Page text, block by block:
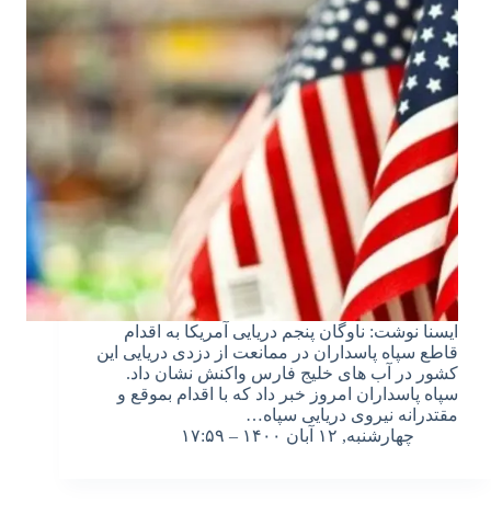
ایسنا نوشت: ناوگان پنجم دریایی آمریکا به اقدام
قاطع سپاه پاسداران در ممانعت از دزدی دریایی این
کشور در آب های خلیج فارس واکنش نشان داد.
سپاه پاسداران امروز خبر داد که با اقدام بموقع و
مقتدرانه نیروی دریایی سپاه…
چهارشنبه, ۱۲ آبان ۱۴۰۰ – ۱۷:۵۹